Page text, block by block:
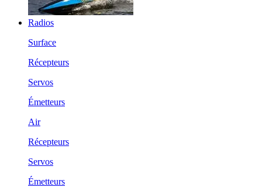
Radios
Surface
Récepteurs
Servos
Émetteurs
Air
Récepteurs
Servos
Émetteurs